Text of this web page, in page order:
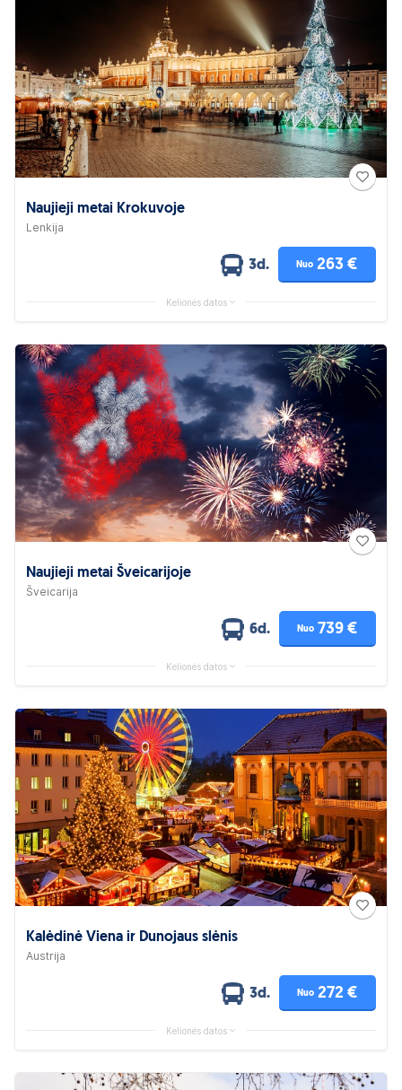
Naujieji metai Krokuvoje
Lenkija
3d. Nuo 263 €
Kelionės datos
Naujieji metai Šveicarijoje
Šveicarija
6d. Nuo 739 €
Kelionės datos
Kalėdinė Viena ir Dunojaus slėnis
Austrija
3d. Nuo 272 €
Kelionės datos